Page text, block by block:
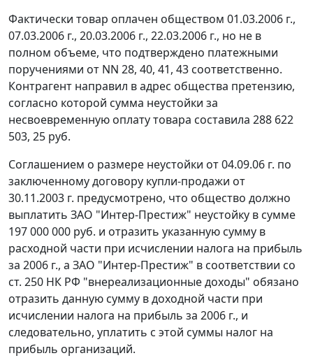
Фактически товар оплачен обществом 01.03.2006 г.,
07.03.2006 г., 20.03.2006 г., 22.03.2006 г., но не в
полном объеме, что подтверждено платежными
поручениями от NN 28, 40, 41, 43 соответственно.
Контрагент направил в адрес общества претензию,
согласно которой сумма неустойки за
несвоевременную оплату товара составила 288 622
503, 25 руб.
Соглашением о размере неустойки от 04.09.06 г. по
заключенному договору купли-продажи от
30.11.2003 г. предусмотрено, что общество должно
выплатить ЗАО "Интер-Престиж" неустойку в сумме
197 000 000 руб. и отразить указанную сумму в
расходной части при исчислении налога на прибыль
за 2006 г., а ЗАО "Интер-Престиж" в соответствии со
ст. 250 НК РФ "внереализационные доходы" обязано
отразить данную сумму в доходной части при
исчислении налога на прибыль за 2006 г., и
следовательно, уплатить с этой суммы налог на
прибыль организаций.